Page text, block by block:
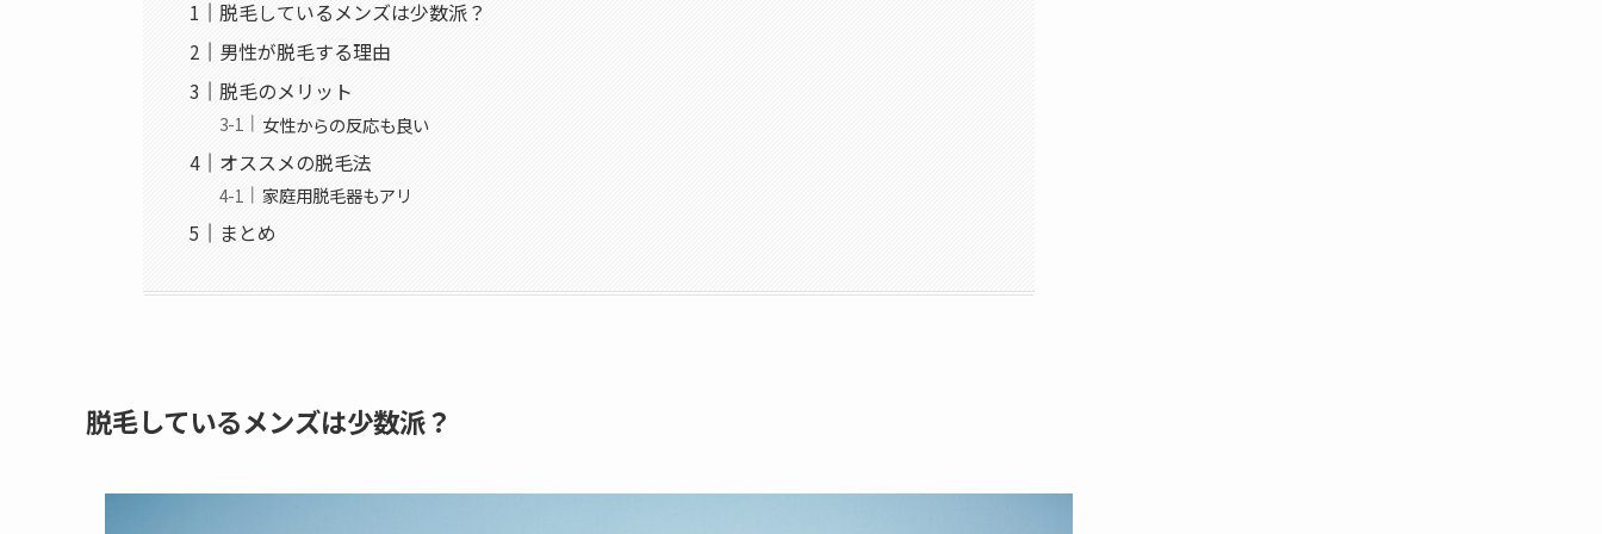
脱毛しているメンズは少数派？
男性が脱毛する理由
脱毛のメリット
女性からの反応も良い
オススメの脱毛法
家庭用脱毛器もアリ
まとめ
脱毛しているメンズは少数派？